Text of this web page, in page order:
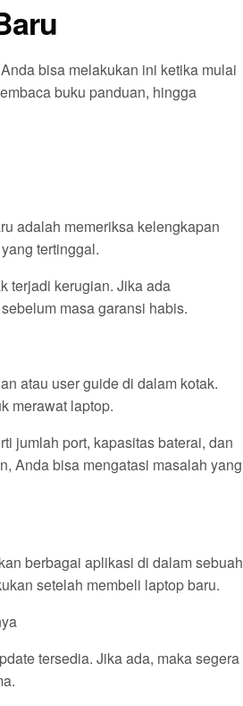
bisa melakukan ini ketika mulai
buku panduan, hingga
adalah memeriksa kelengkapan
tertinggal.
terjadi kerugian. Jika ada
masa garansi habis.
atau user guide di dalam kotak.
merawat laptop.
jumlah port, kapasitas baterai, dan
Anda bisa mengatasi masalah yang
berbagai aplikasi di dalam sebuah
setelah membeli laptop baru.
tersedia. Jika ada, maka segera